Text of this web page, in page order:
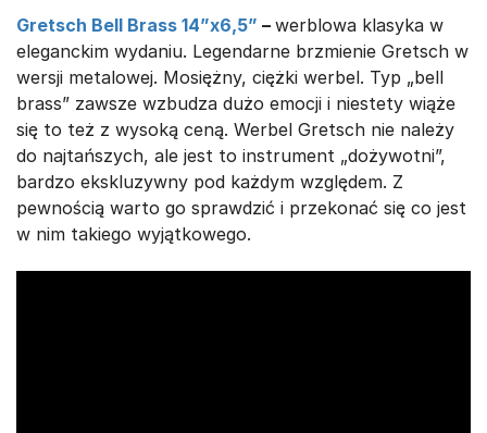
Gretsch Bell Brass 14”x6,5” – werblowa klasyka w
eleganckim wydaniu. Legendarne brzmienie Gretsch w
wersji metalowej. Mosiężny, ciężki werbel. Typ „bell
brass” zawsze wzbudza dużo emocji i niestety wiąże
się to też z wysoką ceną. Werbel Gretsch nie należy
do najtańszych, ale jest to instrument „dożywotni”,
bardzo ekskluzywny pod każdym względem. Z
pewnością warto go sprawdzić i przekonać się co jest
w nim takiego wyjątkowego.